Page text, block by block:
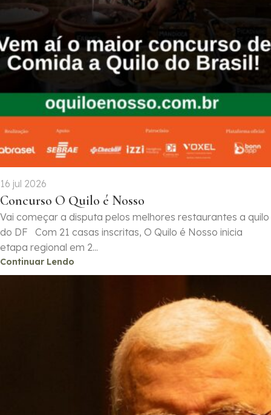
16 jul 2026
Concurso O Quilo é Nosso
Vai começar a disputa pelos melhores restaurantes a quilo
do DF Com 21 casas inscritas, O Quilo é Nosso inicia
etapa regional em 2...
Continuar Lendo